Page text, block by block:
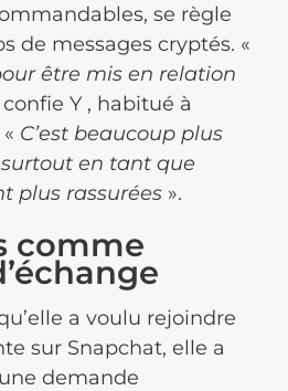
se règle
de messages cryptés. «
être mis en relation
confie Y , habitué à
C’est beaucoup plus
en tant que
plus rassurées ».
comme
a voulu rejoindre
sur Snapchat, elle a
demande